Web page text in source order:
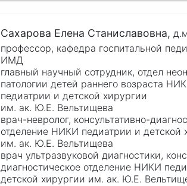
Сахарова Елена Станиславовна,
профессор, кафедра госпитальной
ИМД
главный научный сотрудник, отдел
патологии детей раннего возраста
педиатрии и детской хирургии
им. ак. Ю.Е. Вельтищева
врач-невролог, консультативно-
отделение НИКИ педиатрии и детской
им. ак. Ю.Е. Вельтищева
врач ультразвуковой диагностики,
диагностическое отделение НИКИ
детской хирургии им. ак. Ю.Е.